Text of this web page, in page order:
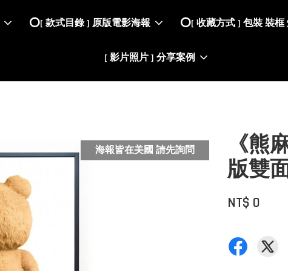
⭕️[ 款式目錄 ] 原版電影海報 ⭕️[ 收藏方式 ] 包裝 裝框
[ 影片照片 ] 分享案例
海報皆在美國 請先詢問
《熊
版雙
NT$ 0